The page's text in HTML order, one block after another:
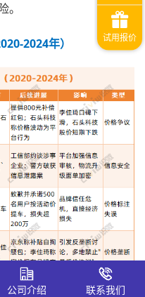
2024年）
公司介绍 联系我们